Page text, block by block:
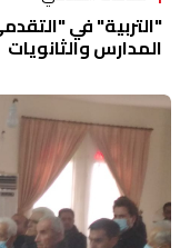
"التربية" في
المدارس والثانويات